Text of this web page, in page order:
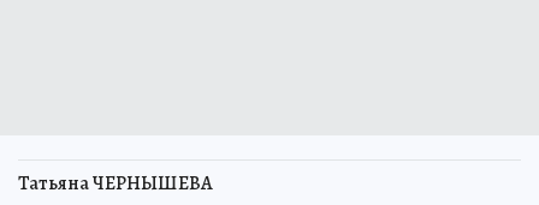
Татьяна ЧЕРНЫШЕВА